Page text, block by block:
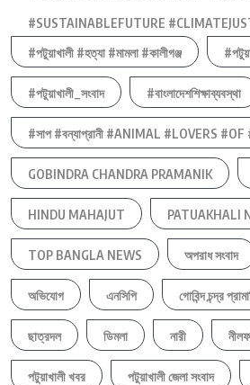
#SUSTAINABLEFUTURE
#পটুয়াখালী #হত্যা #মামলা #কালীগঞ্জ
#পটুয়াখালী_সংবাদ #বাংলাদেশশিক্ষাব্যবস্থা
#সাপ #বন্যাপ্রানী #ANIMAL #LOVERS
GOBINDRA CHANDRA PRAMANIK
HINDU MAHAJUT PATUAKHALI
TOP BANGLA NEWS অপরাধ সংবাদ
অভিযোগ এনসিপি গোবিন্দ চন্দ্র
ছাত্রদল ডিমলা নারী
পটুয়াখালী খবর পটুয়াখালী জেলা সংবাদ